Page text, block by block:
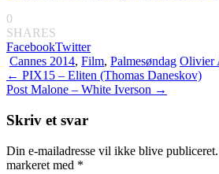
0
SHARES
FacebookTwitter
Cannes 2014, Film, Palmesøndag Olivier
Indlægsnavigation
← PIX15 – Eliten (Thomas Daneskov)
Post Malone – White Iverson →
Skriv et svar
Din e-mailadresse vil ikke blive publiceret.
markeret med *